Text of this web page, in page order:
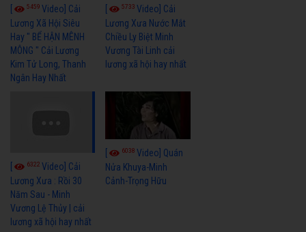
5459 Video] Cải
Lương Xã Hội Siêu
Hay " BỂ HẬN MÊNH
MÔNG " Cải Lương
Kim Tử Long, Thanh
Ngân Hay Nhất
5733Video] Cải
Lương Xưa Nước Mắt
Chiều Ly Biệt Minh
Vương Tài Linh cải
lương xã hội hay nhất
6322 Video] Cải
Lương Xưa : Rồi 30
Năm Sau - Minh
Vương Lệ Thủy | cải
lương xã hội hay nhất
6038Video] Quán
Nửa Khuya-Minh
Cảnh-Trọng Hữu